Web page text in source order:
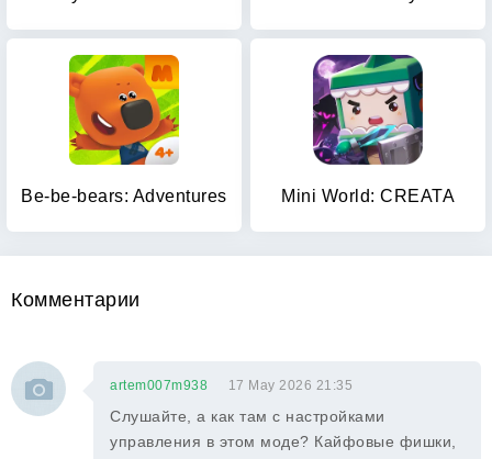
Be-be-bears: Adventures Mini World: CREATA
Комментарии
artem007m938 17 May 2026 21:35
Слушайте, а как там с настройками
управления в этом моде? Кайфовые фишки,